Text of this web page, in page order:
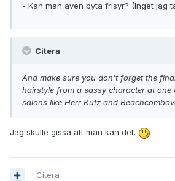
- Kan man även byta frisyr? (Inget jag
Citera
And make sure you don't forget the
hairstyle from a sassy character at
salons like Herr Kutz and
Jag skulle gissa att man kan det.
Citera